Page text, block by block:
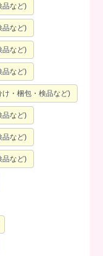
品など)
品など)
品など)
品など)
・梱包・検品など)
品など)
品など)
品など)